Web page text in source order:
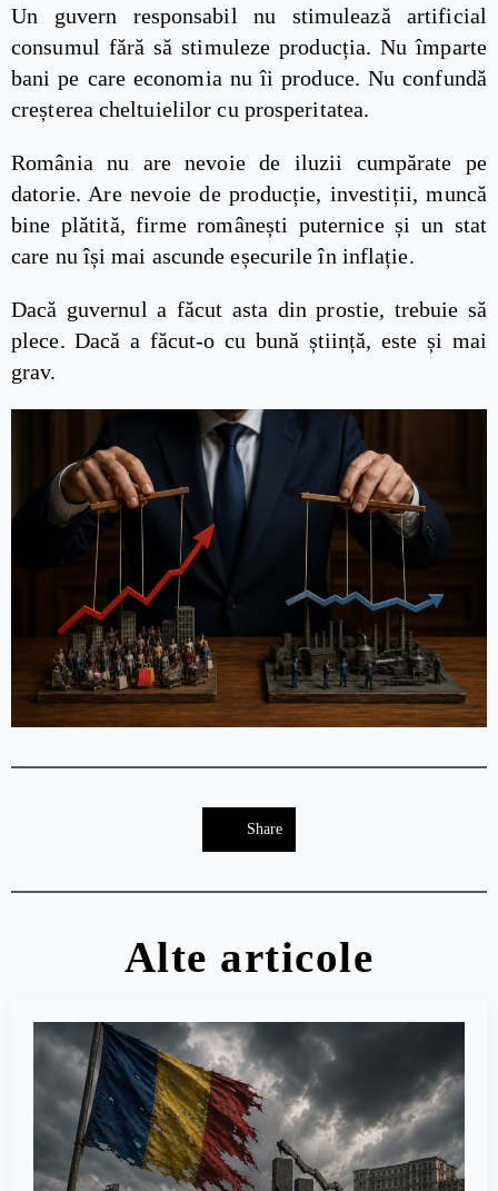
Un guvern responsabil nu stimulează artificial
consumul fără să stimuleze producția. Nu împarte
bani pe care economia nu îi produce. Nu confundă
creșterea cheltuielilor cu prosperitatea.
România nu are nevoie de iluzii cumpărate pe
datorie. Are nevoie de producție, investiții, muncă
bine plătită, firme românești puternice și un stat
care nu își mai ascunde eșecurile în inflație.
Dacă guvernul a făcut asta din prostie, trebuie să
plece. Dacă a făcut-o cu bună știință, este și mai
grav.
Share
Alte articole